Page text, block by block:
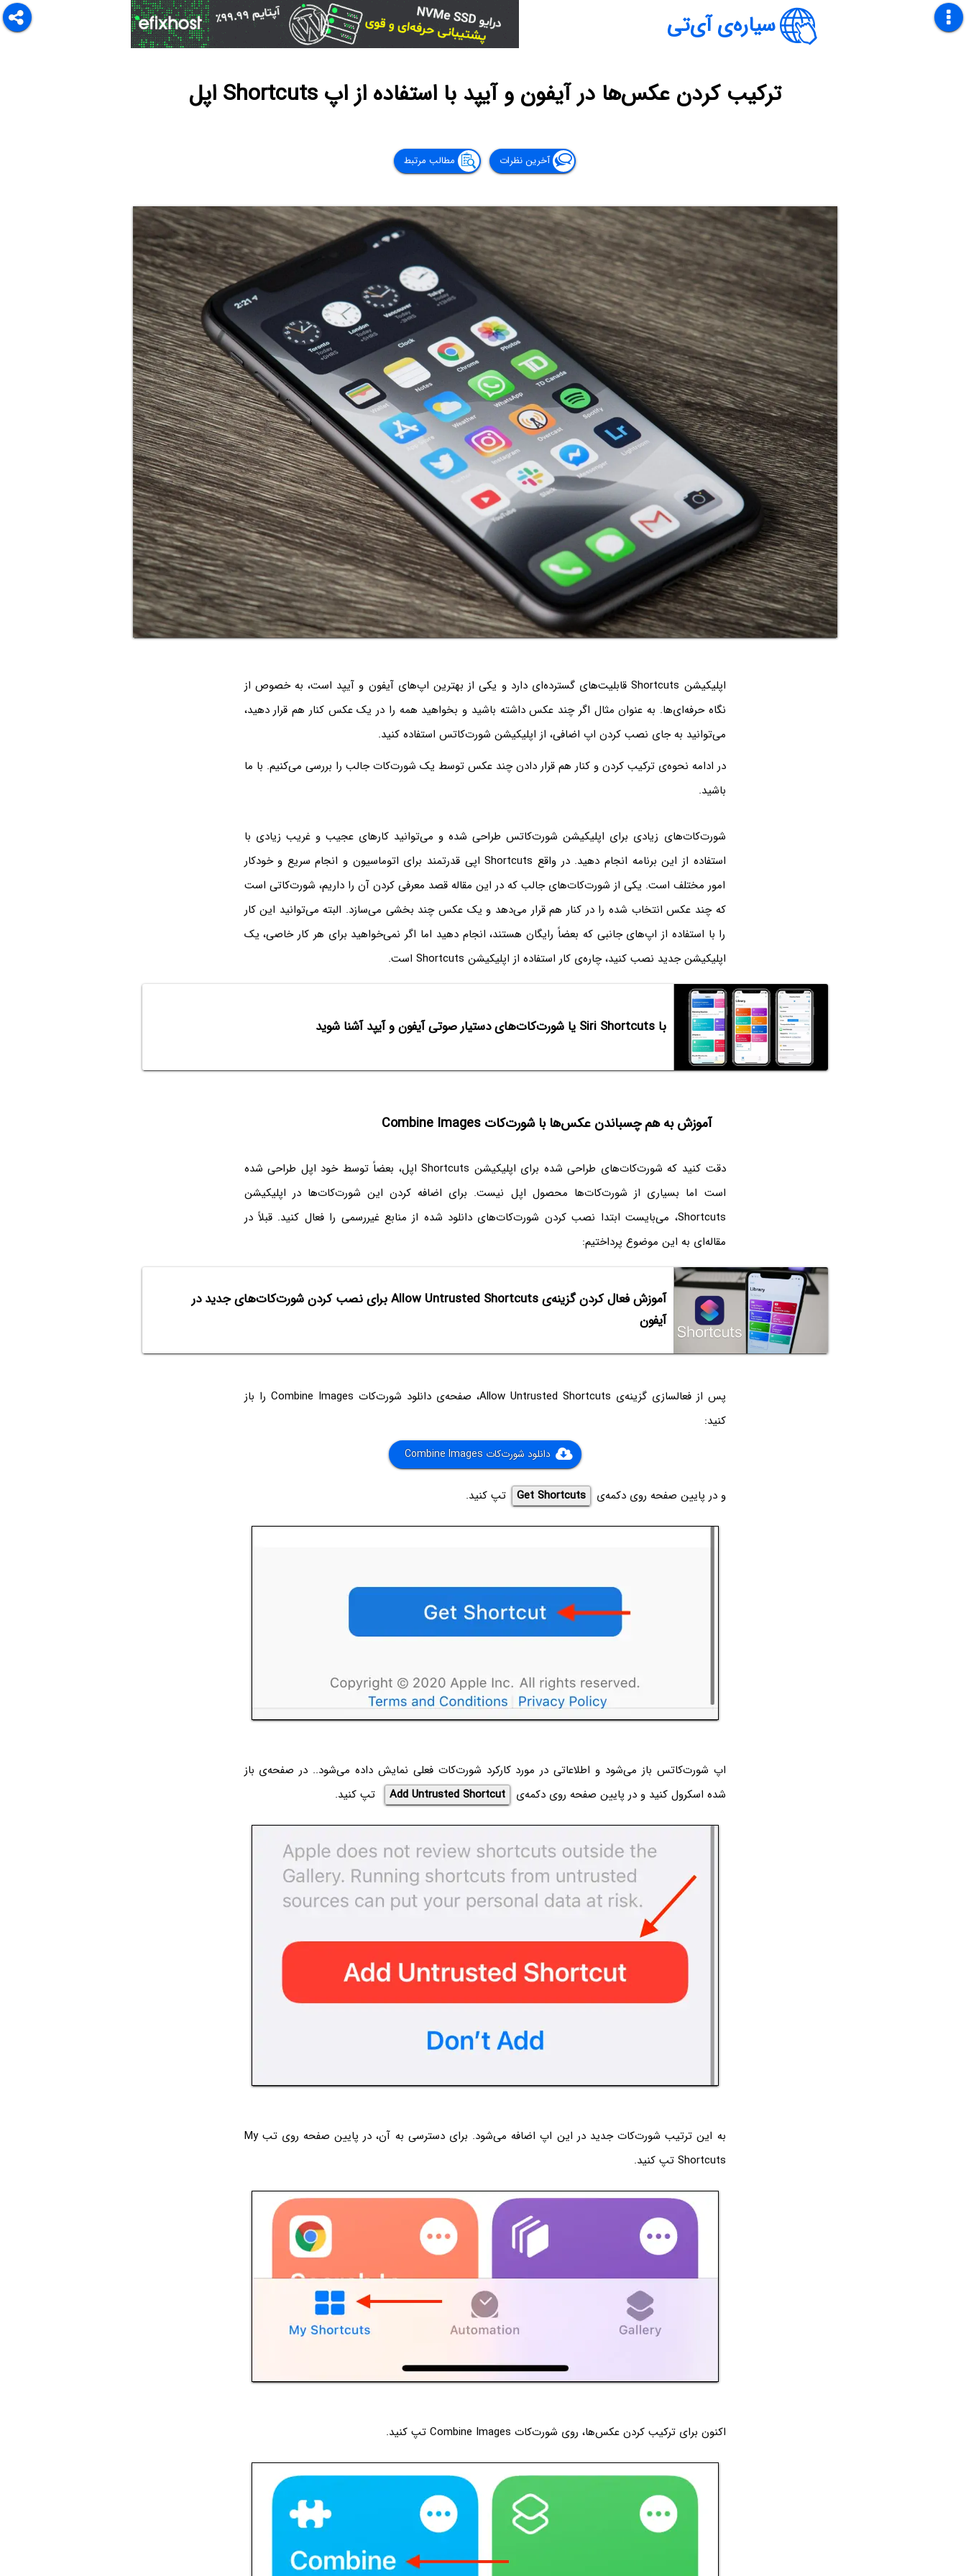
سیاره‌ی آی‌تی
ترکیب کردن عکس‌ها در آیفون و آیپد با استفاده از اپ Shortcuts اپل
آخرین نظرات مطالب مرتبط
اپلیکیشن Shortcuts قابلیت‌های گسترده‌ای دارد و یکی از بهترین اپ‌های آیفون و آیپد است، به خصوص از
نگاه حرفه‌ای‌ها. به عنوان مثال اگر چند عکس داشته باشید و بخواهید همه را در یک عکس کنار هم قرار دهید،
می‌توانید به جای نصب کردن اپ اضافی، از اپلیکیشن شورت‌کاتس استفاده کنید.
در ادامه نحوه‌ی ترکیب کردن و کنار هم قرار دادن چند عکس توسط یک شورت‌کات جالب را بررسی می‌کنیم. با ما
باشید.
شورت‌کات‌های زیادی برای اپلیکیشن شورت‌کاتس طراحی شده و می‌توانید کارهای عجیب و غریب زیادی با
استفاده از این برنامه انجام دهید. در واقع Shortcuts اپی قدرتمند برای اتوماسیون و انجام سریع و خودکار
امور مختلف است. یکی از شورت‌کات‌های جالب که در این مقاله قصد معرفی کردن آن را داریم، شورت‌کاتی است
که چند عکس انتخاب شده را در کنار هم قرار می‌دهد و یک عکس چند بخشی می‌سازد. البته می‌توانید این کار
را با استفاده از اپ‌های جانبی که بعضاً رایگان هستند، انجام دهید اما اگر نمی‌خواهید برای هر کار خاصی، یک
اپلیکیشن جدید نصب کنید، چاره‌ی کار استفاده از اپلیکیشن Shortcuts است.
با Siri Shortcuts یا شورت‌کات‌های دستیار صوتی آیفون و آیپد آشنا شوید
آموزش به هم چسباندن عکس‌ها با شورت‌کات Combine Images
دقت کنید که شورت‌کات‌های طراحی شده برای اپلیکیشن Shortcuts اپل، بعضاً توسط خود اپل طراحی شده
است اما بسیاری از شورت‌کات‌ها محصول اپل نیست. برای اضافه کردن این شورت‌کات‌ها در اپلیکیشن
Shortcuts، می‌بایست ابتدا نصب کردن شورت‌کات‌های دانلود شده از منابع غیررسمی را فعال کنید. قبلاً در
مقاله‌ای به این موضوع پرداختیم:
آموزش فعال کردن گزینه‌ی Allow Untrusted Shortcuts برای نصب کردن شورت‌کات‌های جدید در
آیفون
پس از فعالسازی گزینه‌ی Allow Untrusted Shortcuts، صفحه‌ی دانلود شورت‌کات Combine Images را باز
کنید:
دانلود شورت‌کات Combine Images
و در پایین صفحه روی دکمه‌ی Get Shortcuts تپ کنید.
اپ شورت‌کاتس باز می‌شود و اطلاعاتی در مورد کارکرد شورت‌کات فعلی نمایش داده می‌شود.. در صفحه‌ی باز
شده اسکرول کنید و در پایین صفحه روی دکمه‌ی
Add Untrusted Shortcut تپ کنید.
به این ترتیب شورت‌کات جدید در این اپ اضافه می‌شود. برای دسترسی به آن، در پایین صفحه روی تب My
Shortcuts تپ کنید.
اکنون برای ترکیب کردن عکس‌ها، روی شورت‌کات Combine Images تپ کنید.